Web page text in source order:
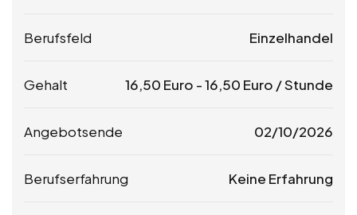
Berufsfeld Einzelhandel
Gehalt 16,50 Euro -16,50 Euro / Stunde
Angebotsende 02/10/2026
Berufserfahrung Keine Erfahrung